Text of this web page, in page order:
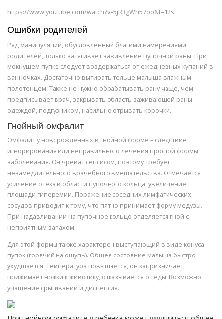
https://www.youtube.com/watch?v=5jR3gWh57oo&t=12s
Ошибки родителей
Ряд манипуляций, обусловленный благими намерениями
родителей, только затягивает заживление пупочной раны. При
мокнущем пупке следует воздержаться от ежедневных купаний в
ванночках. Достаточно вытирать тельце малыша влажным
полотенцем. Также не нужно обрабатывать рану чаще, чем
предписывает врач, закрывать область заживающей раны
одеждой, подгузником, насильно отрывать корочки.
Гнойный омфалит
Омфалит у новорожденных в гнойной форме – следствие
игнорирования или неправильного лечения простой формы
заболевания. Он чреват сепсисом, поэтому требует
незамедлительного врачебного вмешательства. Отмечается
усиление отека в области пупочного кольца, увеличение
площади гиперемии. Поражение соседних лимфатических
сосудов приводит к тому, что пятно принимает форму медузы.
При надавливании на пупочное кольцо отделяется гной с
неприятным запахом.
Для этой формы также характерен выступающий в виде конуса
пупок (горячий на ощупь). Общее состояние малыша быстро
ухудшается. Температура повышается, он капризничает,
прижимает ножки к животику, отказывается от еды. Возможно
учащение срыгиваний и диспепсия.